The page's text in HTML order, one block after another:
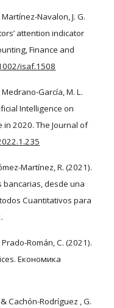
Navalon, J. G.
attention indicator
Finance and
isaf.1508
García, M. L.
Intelligence on
in 2020. The Journal of
Martínez, R. (2021).
bancarias, desde una
Cuantitativos para
Román, C. (2021).
Економика
Cachón-Rodríguez , G.